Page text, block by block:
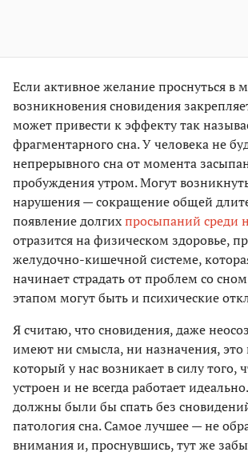
Если активное желание проснуться в
возникновения сновидения
может привести к эффекту так
фрагментарного сна. У человека не
непрерывного сна от момента
пробуждения утром. Могут
нарушения — сокращение общей
появление долгихпросыпаний среди
отразится на физическом здоровье,
желудочно-кишечной системе,
начинает страдать от проблем со
этапом могут быть и психические
Я считаю, что сновидения, даже
имеют ни смысла, ни назначения,
который у нас возникает в силу того,
устроен и не всегда работает
должны были бы спать без
патология сна. Самое лучшее — не
внимания и, проснувшись, тут же